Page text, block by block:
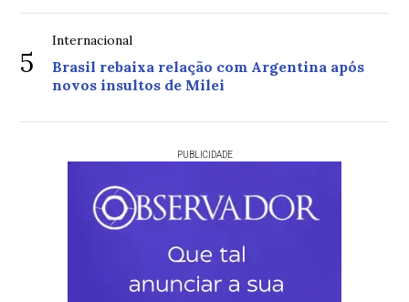
5
Internacional
Brasil rebaixa relação com Argentina após
novos insultos de Milei
PUBLICIDADE